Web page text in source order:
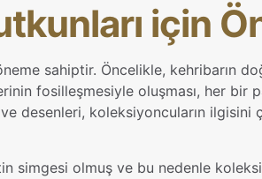
için
sahiptir. Öncelikle, kehribarın
fosilleşmesiyle oluşması, her
ve desenleri, koleksiyoncuların
olmuş ve bu nedenle